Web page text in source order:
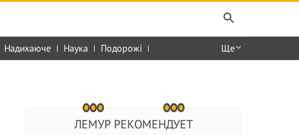
Надихаюче Наука Подорожі Ще
ЛЕМУР РЕКОМЕНДУЕТ